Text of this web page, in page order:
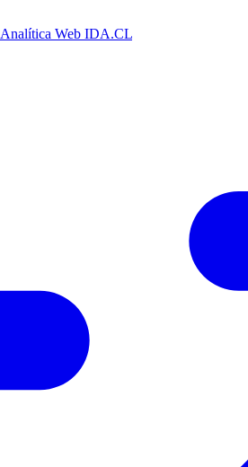
Analítica Web IDA.CL